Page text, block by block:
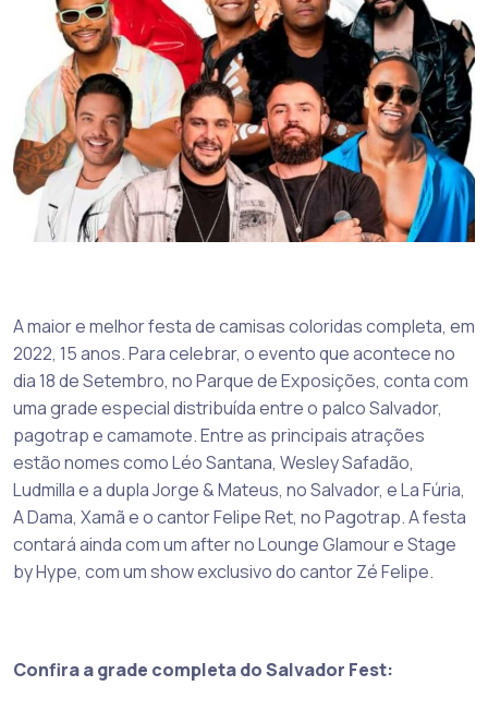
A maior e melhor festa de camisas coloridas completa, em
2022, 15 anos. Para celebrar, o evento que acontece no
dia 18 de Setembro, no Parque de Exposições, conta com
uma grade especial distribuída entre o palco Salvador,
pagotrap e camamote. Entre as principais atrações
estão nomes como Léo Santana, Wesley Safadão,
Ludmilla e a dupla Jorge & Mateus, no Salvador, e La Fúria,
A Dama, Xamã e o cantor Felipe Ret, no Pagotrap. A festa
contará ainda com um after no Lounge Glamour e Stage
by Hype, com um show exclusivo do cantor Zé Felipe.
Confira a grade completa do Salvador Fest: